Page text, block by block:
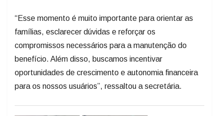
“Esse momento é muito importante para orientar as
famílias, esclarecer dúvidas e reforçar os
compromissos necessários para a manutenção do
benefício. Além disso, buscamos incentivar
oportunidades de crescimento e autonomia financeira
para os nossos usuários”, ressaltou a secretária.